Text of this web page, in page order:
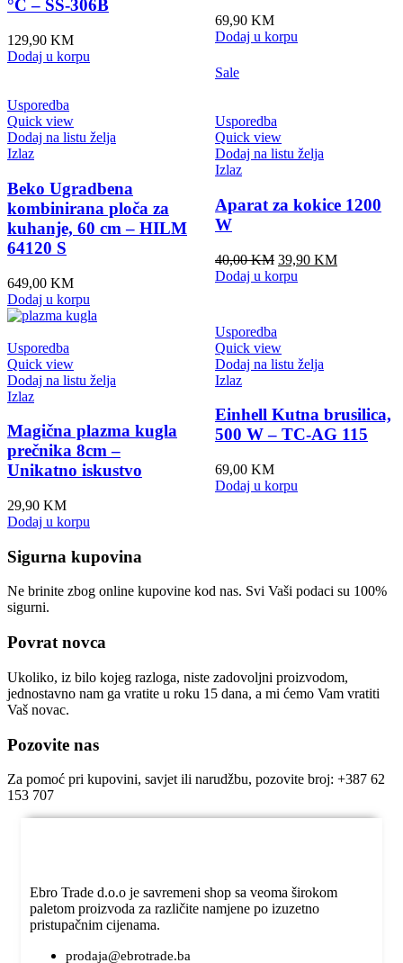
°C – SS-306B
129,90 KM
Dodaj u korpu
69,90 KM
Dodaj u korpu
Usporedba
Quick view
Dodaj na listu želja
Izlaz
Beko Ugradbena
kombinirana ploča za
kuhanje, 60 cm – HILM
64120 S
649,00 KM
Dodaj u korpu
Sale
Usporedba
Quick view
Dodaj na listu želja
Izlaz
Aparat za kokice 1200
W
40,00KM Original
price
39,90 KMCurrent
Dodaj u korpu
Usporedba
Quick view
Dodaj na listu želja
Izlaz
Magična plazma kugla
prečnika 8cm –
Unikatno iskustvo
29,90 KM
Dodaj u korpu
Usporedba
Quick view
Dodaj na listu želja
Izlaz
Einhell Kutna brusilica,
500 W – TC-AG 115
69,00 KM
Dodaj u korpu
Sigurna kupovina
Ne brinite zbog online kupovine kod nas. Svi Vaši podaci su 100%
sigurni.
Povrat novca
Ukoliko, iz bilo kojeg razloga, niste zadovoljni proizvodom,
jednostavno nam ga vratite u roku 15 dana, a mi ćemo Vam vratiti
Vaš novac.
Pozovite nas
Za pomoć pri kupovini, savjet ili narudžbu, pozovite broj: +387 62
153 707
Ebro Trade d.o.o je savremeni shop sa veoma širokom
paletom proizvoda za različite namjene po izuzetno
pristupačnim cijenama.
prodaja@ebrotrade.ba